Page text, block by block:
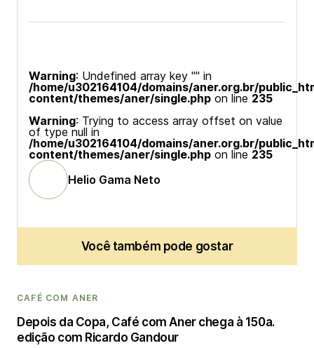
Warning: Undefined array key "" in
/home/u302164104/domains/aner.org.br/
content/themes/aner/single.php on line 235
Warning: Trying to access array offset on value
of type null in
/home/u302164104/domains/aner.org.br/
content/themes/aner/single.php on line 235
Helio Gama Neto
Você também pode gostar
CAFÉ COM ANER
Depois da Copa, Café com Aner chega à 150a.
edição com Ricardo Gandour